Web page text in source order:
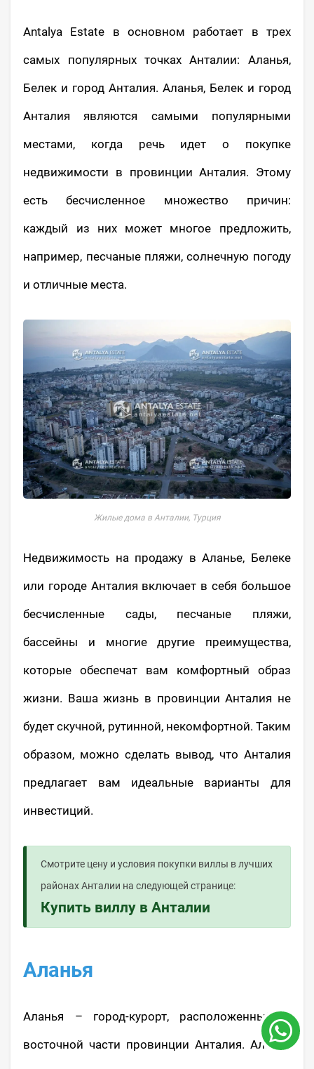
Antalya Estate в основном работает в трех
самых популярных точках Анталии: Аланья,
Белек и город Анталия. Аланья, Белек и город
Анталия являются самыми популярными
местами, когда речь идет о покупке
недвижимости в провинции Анталия. Этому
есть бесчисленное множество причин:
каждый из них может многое предложить,
например, песчаные пляжи, солнечную погоду
и отличные места.
Жилые дома в Анталии, Турция
Недвижимость на продажу в Аланье, Белеке
или городе Анталия включает в себя большое
бесчисленные сады, песчаные пляжи,
бассейны и многие другие преимущества,
которые обеспечат вам комфортный образ
жизни. Ваша жизнь в провинции Анталия не
будет скучной, рутинной, некомфортной. Таким
образом, можно сделать вывод, что Анталия
предлагает вам идеальные варианты для
инвестиций.
Смотрите цену и условия покупки виллы в лучших
районах Анталии на следующей странице:
Купить виллу в Анталии
Аланья
Аланья – город-курорт, расположенный в
восточной части провинции Анталия. Аланья